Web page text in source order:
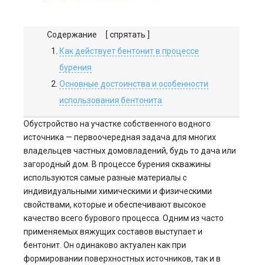
Содержание
[ спрятать ]
Как действует бентонит в процессе
бурения
Основные достоинства и особенности
использования бентонита
Обустройство на участке собственного водного
источника — первоочередная задача для многих
владельцев частных домовладений, будь то дача или
загородный дом. В процессе бурения скважины
используются самые разные материалы с
индивидуальными химическими и физическими
свойствами, которые и обеспечивают высокое
качество всего бурового процесса. Одним из часто
применяемых вяжущих составов выступает и
бентонит. Он одинаково актуален как при
формировании поверхностных источников, так и в